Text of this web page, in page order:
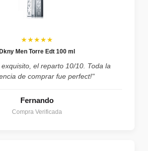
★★★★★
Dkny Men Torre Edt 100 ml
el reparto 10/10. Toda la
de comprar fue perfect!"
Fernando
Compra Verificada